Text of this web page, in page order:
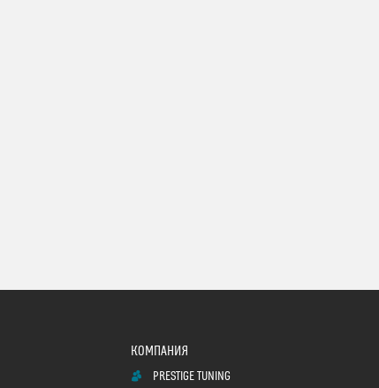
PRESTIGE TUNING